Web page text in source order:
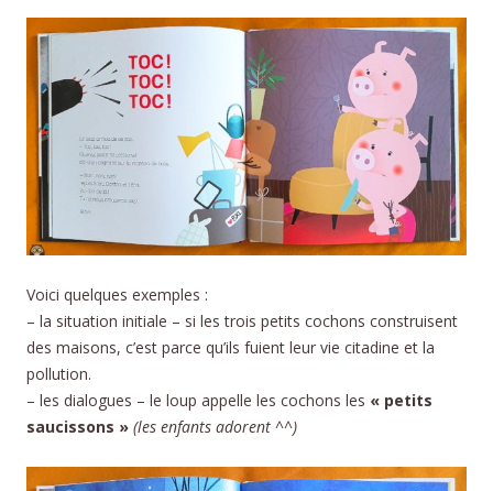
Voici quelques exemples :
– la situation initiale – si les trois petits cochons construisent
des maisons, c’est parce qu’ils fuient leur vie citadine et la
pollution.
– les dialogues – le loup appelle les cochons les « petits
saucissons » (les enfants adorent ^^)